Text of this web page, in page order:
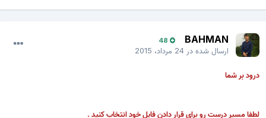
BAHMAN
48
ارسال شده در24 مرداد، 2015
درود بر شما
لطفا مسير درست رو براي قرار دادن فايل خود انتخاب کنيد .